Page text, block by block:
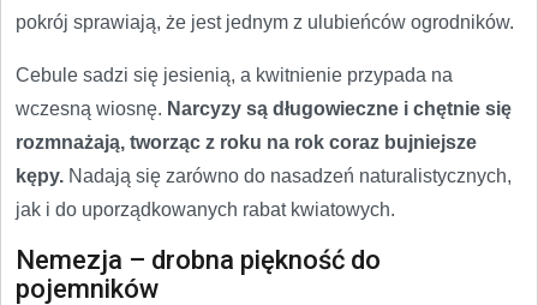
pokrój sprawiają, że jest jednym z ulubieńców ogrodników.
Cebule sadzi się jesienią, a kwitnienie przypada na
wczesną wiosnę. Narcyzy są długowieczne i chętnie się
rozmnażają, tworząc z roku na rok coraz bujniejsze
kępy. Nadają się zarówno do nasadzeń naturalistycznych,
jak i do uporządkowanych rabat kwiatowych.
Nemezja – drobna piękność do
pojemników